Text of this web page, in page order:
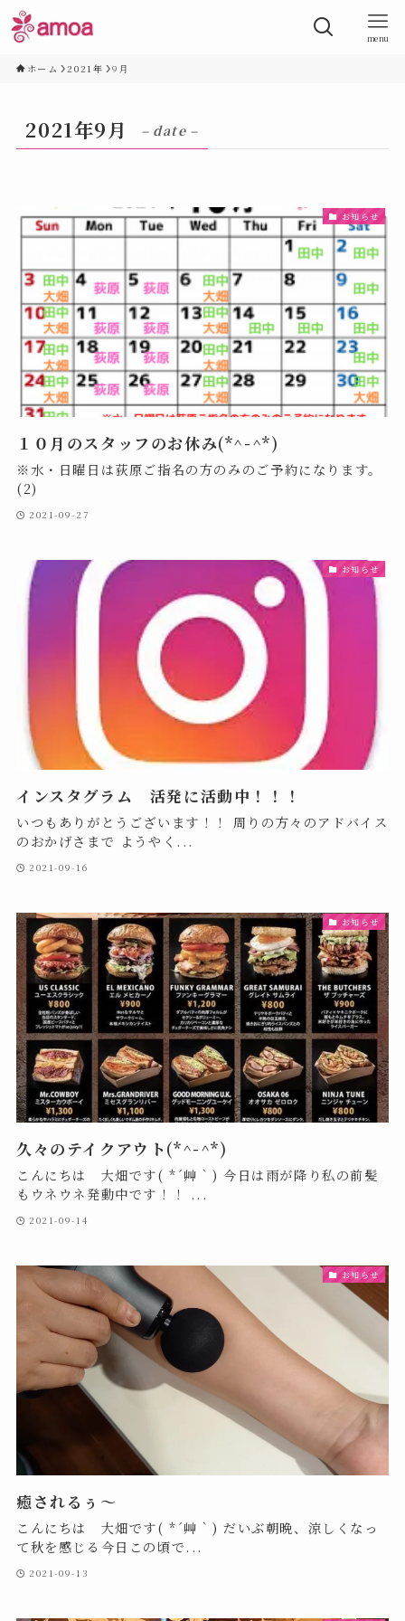
menu
ホーム 2021年 9月
2021年9月 – date –
お知らせ
１０月のスタッフのお休み(*^-^*)
※水・日曜日は荻原ご指名の方のみのご予約になります。
(2)
2021-09-27
お知らせ
インスタグラム 活発に活動中！！！
いつもありがとうございます！！ 周りの方々のアドバイス
のおかげさまで ようやく...
2021-09-16
お知らせ
久々のテイクアウト(*^-^*)
こんにちは 大畑です( *´艸｀) 今日は雨が降り私の前髪
もウネウネ発動中です！！ ...
2021-09-14
お知らせ
癒されるぅ～
こんにちは 大畑です( *´艸｀) だいぶ朝晩、涼しくなっ
て秋を感じる今日この頃で...
2021-09-13